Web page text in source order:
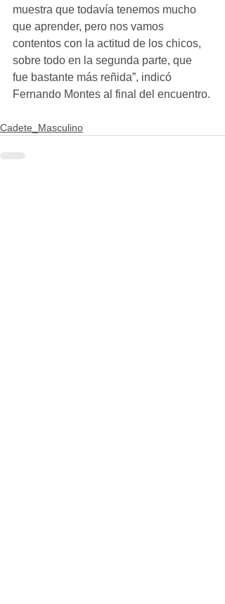
muestra que todavía tenemos mucho
que aprender, pero nos vamos
contentos con la actitud de los chicos,
sobre todo en la segunda parte, que
fue bastante más reñida”, indicó
Fernando Montes al final del encuentro.
Cadete_Masculino